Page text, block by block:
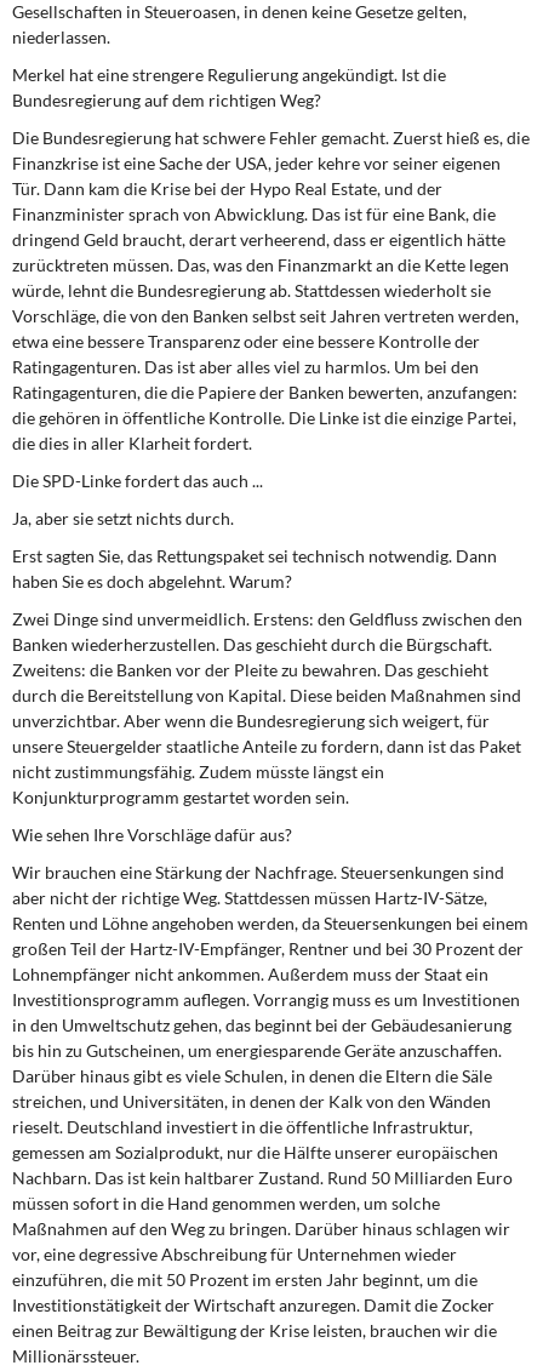
Gesellschaften in Steueroasen, in denen keine Gesetze gelten,
niederlassen.
Merkel hat eine strengere Regulierung angekündigt. Ist die
Bundesregierung auf dem richtigen Weg?
Die Bundesregierung hat schwere Fehler gemacht. Zuerst hieß es, die
Finanzkrise ist eine Sache der USA, jeder kehre vor seiner eigenen
Tür. Dann kam die Krise bei der Hypo Real Estate, und der
Finanzminister sprach von Abwicklung. Das ist für eine Bank, die
dringend Geld braucht, derart verheerend, dass er eigentlich hätte
zurücktreten müssen. Das, was den Finanzmarkt an die Kette legen
würde, lehnt die Bundesregierung ab. Stattdessen wiederholt sie
Vorschläge, die von den Banken selbst seit Jahren vertreten werden,
etwa eine bessere Transparenz oder eine bessere Kontrolle der
Ratingagenturen. Das ist aber alles viel zu harmlos. Um bei den
Ratingagenturen, die die Papiere der Banken bewerten, anzufangen:
die gehören in öffentliche Kontrolle. Die Linke ist die einzige Partei,
die dies in aller Klarheit fordert.
Die SPD-Linke fordert das auch ...
Ja, aber sie setzt nichts durch.
Erst sagten Sie, das Rettungspaket sei technisch notwendig. Dann
haben Sie es doch abgelehnt. Warum?
Zwei Dinge sind unvermeidlich. Erstens: den Geldfluss zwischen den
Banken wiederherzustellen. Das geschieht durch die Bürgschaft.
Zweitens: die Banken vor der Pleite zu bewahren. Das geschieht
durch die Bereitstellung von Kapital. Diese beiden Maßnahmen sind
unverzichtbar. Aber wenn die Bundesregierung sich weigert, für
unsere Steuergelder staatliche Anteile zu fordern, dann ist das Paket
nicht zustimmungsfähig. Zudem müsste längst ein
Konjunkturprogramm gestartet worden sein.
Wie sehen Ihre Vorschläge dafür aus?
Wir brauchen eine Stärkung der Nachfrage. Steuersenkungen sind
aber nicht der richtige Weg. Stattdessen müssen Hartz-IV-Sätze,
Renten und Löhne angehoben werden, da Steuersenkungen bei einem
großen Teil der Hartz-IV-Empfänger, Rentner und bei 30 Prozent der
Lohnempfänger nicht ankommen. Außerdem muss der Staat ein
Investitionsprogramm auflegen. Vorrangig muss es um Investitionen
in den Umweltschutz gehen, das beginnt bei der Gebäudesanierung
bis hin zu Gutscheinen, um energiesparende Geräte anzuschaffen.
Darüber hinaus gibt es viele Schulen, in denen die Eltern die Säle
streichen, und Universitäten, in denen der Kalk von den Wänden
rieselt. Deutschland investiert in die öffentliche Infrastruktur,
gemessen am Sozialprodukt, nur die Hälfte unserer europäischen
Nachbarn. Das ist kein haltbarer Zustand. Rund 50 Milliarden Euro
müssen sofort in die Hand genommen werden, um solche
Maßnahmen auf den Weg zu bringen. Darüber hinaus schlagen wir
vor, eine degressive Abschreibung für Unternehmen wieder
einzuführen, die mit 50 Prozent im ersten Jahr beginnt, um die
Investitionstätigkeit der Wirtschaft anzuregen. Damit die Zocker
einen Beitrag zur Bewältigung der Krise leisten, brauchen wir die
Millionärssteuer.